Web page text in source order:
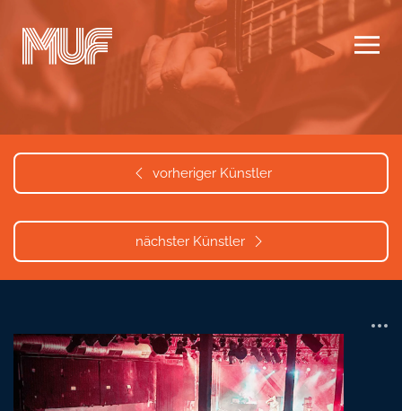
Zum Hauptinhalt springen
vorheriger Künstler
nächster Künstler